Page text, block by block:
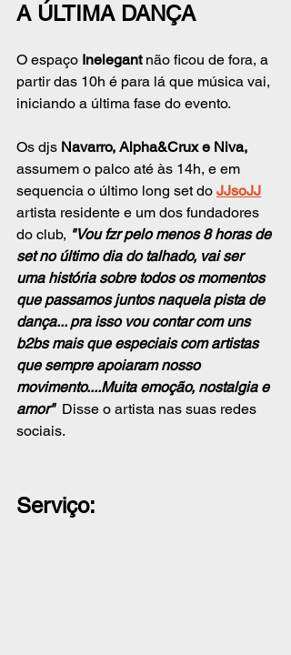
A ÚLTIMA DANÇA
O espaço Inelegant não ficou de fora, a
partir das 10h é para lá que música vai,
iniciando a última fase do evento.
Os djs Navarro, Alpha&Crux e Niva,
assumem o palco até às 14h, e em
sequencia o último long set do JJsoJJ
artista residente e um dos fundadores
do club, "Vou fzr pelo menos 8 horas de
set no último dia do talhado, vai ser
uma história sobre todos os momentos
que passamos juntos naquela pista de
dança... pra isso vou contar com uns
b2bs mais que especiais com artistas
que sempre apoiaram nosso
movimento....Muita emoção, nostalgia e
amor" Disse o artista nas suas redes
sociais.
Serviço: